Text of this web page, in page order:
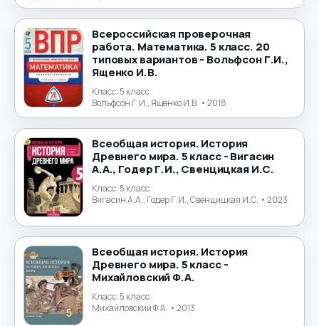
Всероссийская проверочная
работа. Математика. 5 класс. 20
типовых вариантов - Вольфсон Г.И.,
Ященко И.В.
Класс: 5 класс
Вольфсон Г.И., Ященко И.В. • 2018
Всеобщая история. История
Древнего мира. 5 класс - Вигасин
А.А., Годер Г.И., Свенцицкая И.С.
Класс: 5 класс
Вигасин А.А., Годер Г.И., Свенцицкая И.С. • 2023
Всеобщая история. История
Древнего мира. 5 класс -
Михайловский Ф.А.
Класс: 5 класс
Михайловский Ф.А. • 2013